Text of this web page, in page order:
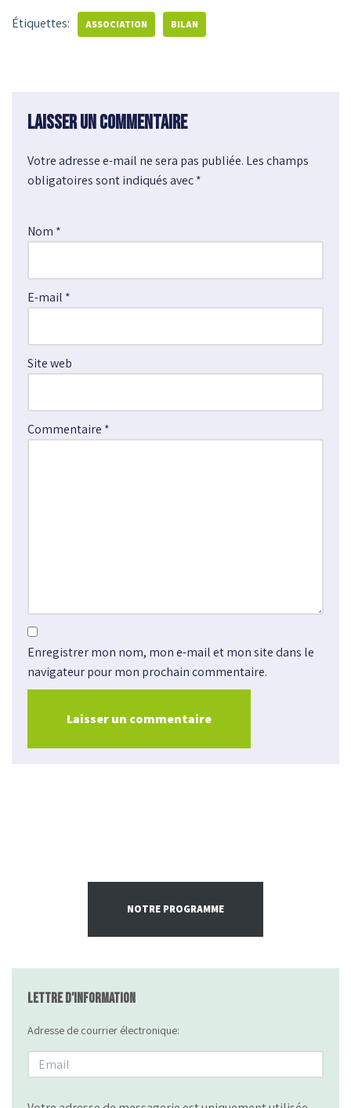
Étiquettes: ASSOCIATION BILAN
Laisser un commentaire
Votre adresse e-mail ne sera pas publiée. Les champs
obligatoires sont indiqués avec*
Nom *
E-mail *
Site web
Commentaire *
Enregistrer mon nom, mon e-mail et mon site dans le
navigateur pour mon prochain commentaire.
A
l
r
a
t
e
:
NOTRE PROGRAMME
Lettre d'information
Adresse de courrier électronique: